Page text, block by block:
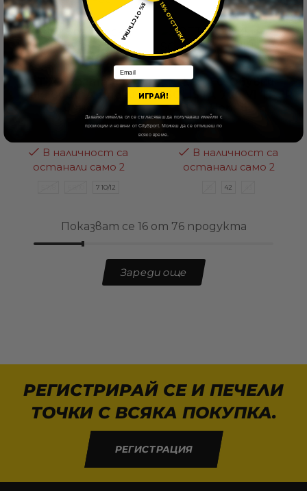
34/36 36/39
LOTTO Вратарски
Ръкавици Детски
Сини
/ 40,00 лв.
В наличност са
останали само 2
7 10/12
41%
LOTTO Обувки
SOLISTA 700 VI TF JR
25,56
В наличност са
останали само 2
42
Показват се 16 от 76 продукта
Зареди още
РЕГИСТРИРАЙ СЕ И ПЕЧЕЛИ
ТОЧКИ С ВСЯКА ПОКУПКА.
РЕГИСТРАЦИЯ
15% ОТСТЪПКА
5% ОТСТЪПКА
Email
ИГРАЙ!
Давайки имейла си се съгласяваш да получаваш имейли с
промоции и новини от CitySport. Можеш да се отпишеш по
всяко време.